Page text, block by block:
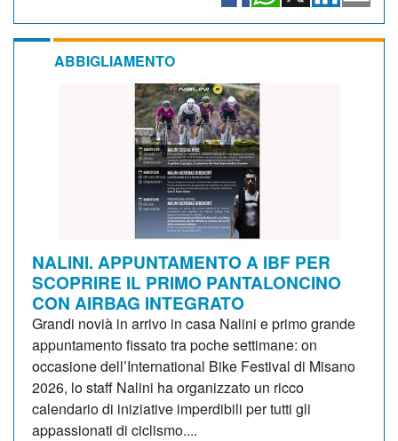
ABBIGLIAMENTO
NALINI. APPUNTAMENTO A IBF PER
SCOPRIRE IL PRIMO PANTALONCINO
CON AIRBAG INTEGRATO
Grandi novià in arrivo in casa Nalini e primo grande
appuntamento fissato tra poche settimane: on
occasione dell’International Bike Festival di Misano
2026, lo staff Nalini ha organizzato un ricco
calendario di iniziative imperdibili per tutti gli
appassionati di ciclismo....